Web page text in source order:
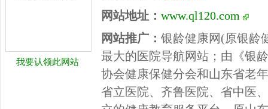
我要认领此网站
网站地址： www.ql120.com
网站推广： 银龄健康网(原银龄
最大的医院导航网站；由《银
协会健康保健分会和山东省老
省立医院、齐鲁医院、省中医